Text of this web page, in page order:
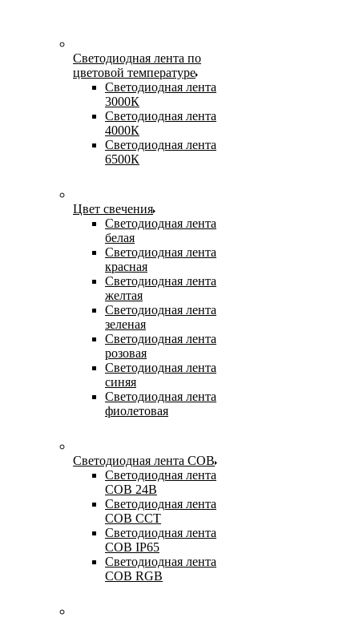
Светодиодная лента по
цветовой температуре
Светодиодная лента
3000К
Светодиодная лента
4000К
Светодиодная лента
6500К
Цвет свечения
Светодиодная лента
белая
Светодиодная лента
красная
Светодиодная лента
желтая
Светодиодная лента
зеленая
Светодиодная лента
розовая
Светодиодная лента
синяя
Светодиодная лента
фиолетовая
Светодиодная лента COB
Светодиодная лента
COB 24В
Светодиодная лента
COB CCT
Светодиодная лента
COB IP65
Светодиодная лента
COB RGB